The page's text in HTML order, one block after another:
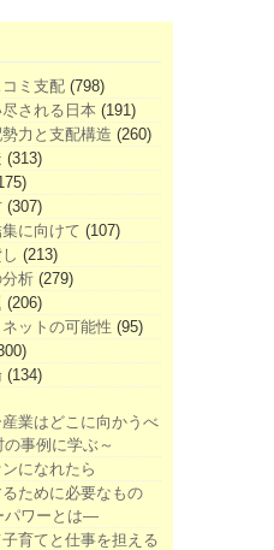
ミ支配 (798)
される日本 (191)
力と支配構造 (260)
(313)
(307)
に向けて (107)
(213)
析 (279)
(206)
ットの可能性 (95)
(134)
業はどこに向かうべ
事例に学ぶ～
になれたら
ために必要なもの
パワーとは―
育てと仕事を担える